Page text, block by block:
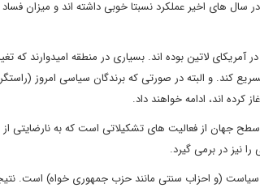
های اخیر عملکرد نسبتا خوبی داشته اند و میزان
لاتین بوده اند. بسیاری در منطقه امیدوارند که
کند. و البته در صورتی که برندگان سیاسی امروز
کرده اند، ادامه خواهند داد.
سطح جهان از فعالیت های تشکیلاتی است که به نارضایتی
نیز در برمی گیرد.
سیاست (و احزاب سنتی مانند حزب جمهوری خواه) است.